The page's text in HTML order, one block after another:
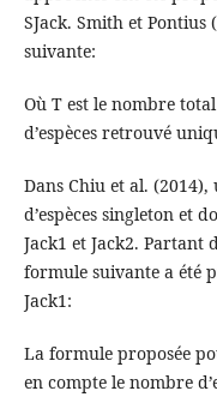
SJack. Smith et Pontius
suivante:
Où T est le nombre
d’espèces retrouvé
Dans Chiu et al.
d’espèces singleton et
Jack1 et Jack2. Partant
formule suivante a été
Jack1:
La formule proposée
en compte le nombre